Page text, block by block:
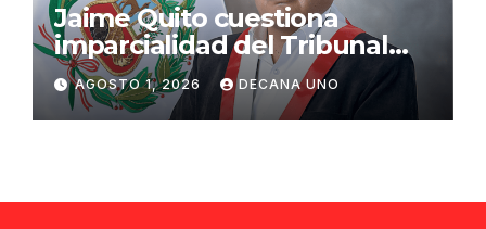
Jaime Quito cuestiona
imparcialidad del Tribunal
Constitucional tras liberación
de Ollanta Humala
AGOSTO 1, 2026 DECANA UNO